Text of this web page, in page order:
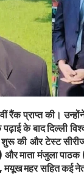
प्राप्त की।
के बाद दिल्ली
शुरू की और टेस्ट
और माता मंजुला
मयूख महर सहित कई